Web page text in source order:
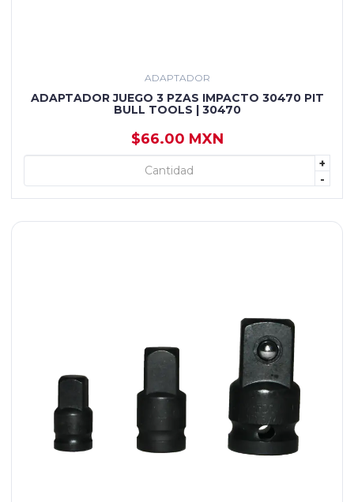
ADAPTADOR
ADAPTADOR JUEGO 3 PZAS IMPACTO 30470 PIT
BULL TOOLS | 30470
$66.00 MXN
+
-
+ AGREGAR